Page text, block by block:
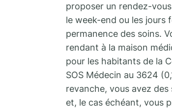
proposer un rendez-
le week-end ou les jours
permanence des soins.
rendant à la maison
pour les habitants de la
SOS Médecin au 3624
revanche, vous avez
et, le cas échéant, vous